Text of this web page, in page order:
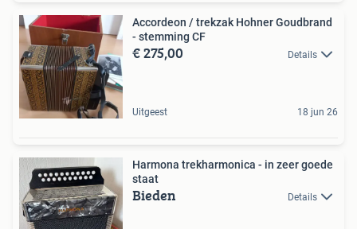
Accordeon / trekzak Hohner Goudbrand
- stemming CF
€ 275,00 Details
Uitgeest 18 jun 26
Harmona trekharmonica - in zeer goede
staat
Bieden Details